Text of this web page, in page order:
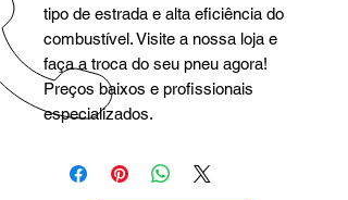
tipo de estrada e alta eficiência do
combustível. Visite a nossa loja e
faça a troca do seu pneu agora!
Preços baixos e profissionais
especializados.